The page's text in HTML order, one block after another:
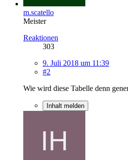
m.scatello
Meister
Reaktionen
303
9. Juli 2018 um 11:39
#2
Wie wird diese Tabelle denn
Inhalt melden